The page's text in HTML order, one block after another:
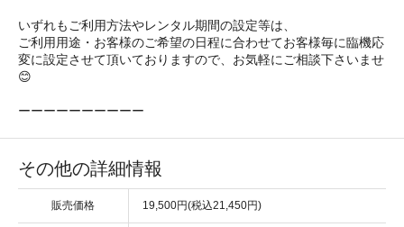
いずれもご利用方法やレンタル期間の設定等は、
ご利用用途・お客様のご希望の日程に合わせてお客様毎に臨機応
変に設定させて頂いておりますので、お気軽にご相談下さいませ
😊
ーーーーーーーーーー
その他の詳細情報
販売価格 19,500円(税込21,450円)